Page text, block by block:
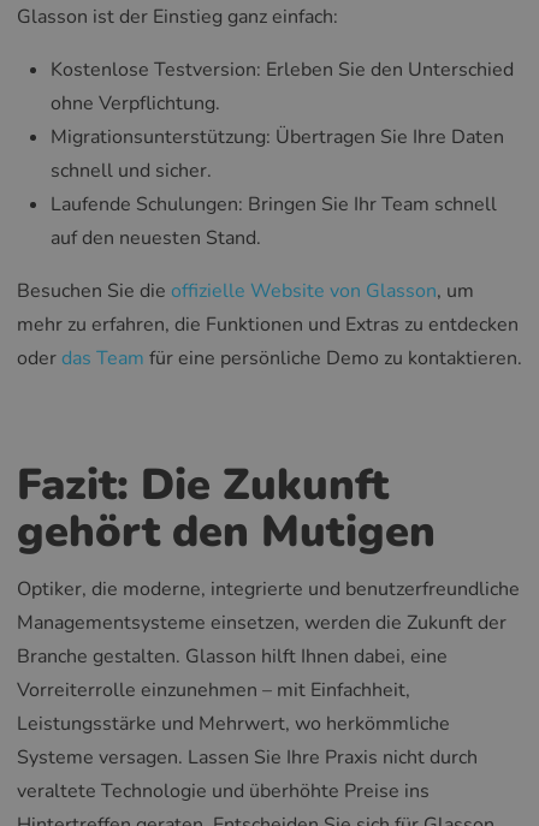
Glasson ist der Einstieg ganz einfach:
Kostenlose Testversion: Erleben Sie den Unterschied
ohne Verpflichtung.
Migrationsunterstützung: Übertragen Sie Ihre Daten
schnell und sicher.
Laufende Schulungen: Bringen Sie Ihr Team schnell
auf den neuesten Stand.
Besuchen Sie die offizielle Website von Glasson, um
mehr zu erfahren, die Funktionen und Extras zu entdecken
oderdas Team für eine persönliche Demo zu kontaktieren.
Fazit: Die Zukunft
gehört den Mutigen
Optiker, die moderne, integrierte und benutzerfreundliche
Managementsysteme einsetzen, werden die Zukunft der
Branche gestalten. Glasson hilft Ihnen dabei, eine
Vorreiterrolle einzunehmen – mit Einfachheit,
Leistungsstärke und Mehrwert, wo herkömmliche
Systeme versagen. Lassen Sie Ihre Praxis nicht durch
veraltete Technologie und überhöhte Preise ins